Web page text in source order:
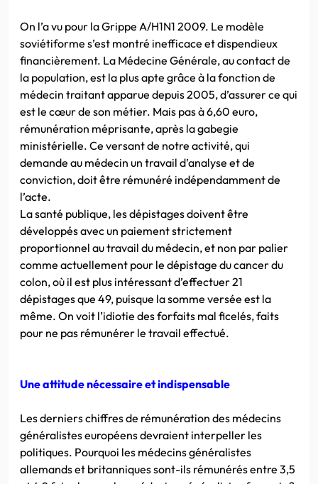
On l’a vu pour la Grippe A/H1N1 2009. Le modèle
soviétiforme s’est montré inefficace et dispendieux
financièrement. La Médecine Générale, au contact de
la population, est la plus apte grâce à la fonction de
médecin traitant apparue depuis 2005, d’assurer ce qui
est le cœur de son métier. Mais pas à 6,60 euro,
rémunération méprisante, après la gabegie
ministérielle. Ce versant de notre activité, qui
demande au médecin un travail d’analyse et de
conviction, doit être rémunéré indépendamment de
l’acte.
La santé publique, les dépistages doivent être
développés avec un paiement strictement
proportionnel au travail du médecin, et non par palier
comme actuellement pour le dépistage du cancer du
colon, où il est plus intéressant d’effectuer 21
dépistages que 49, puisque la somme versée est la
même. On voit l’idiotie des forfaits mal ficelés, faits
pour ne pas rémunérer le travail effectué.
Une attitude nécessaire et indispensable
Les derniers chiffres de rémunération des médecins
généralistes européens devraient interpeller les
politiques. Pourquoi les médecins généralistes
allemands et britanniques sont-ils rémunérés entre 3,5